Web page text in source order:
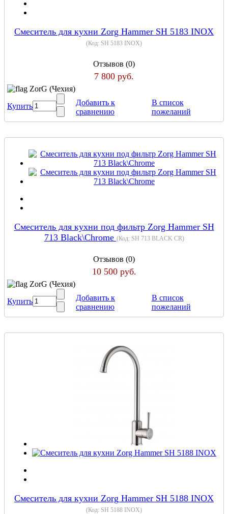
Cмеситель для кухни Zorg Hammer SH 5183 INOX
(Код: SH 5183 INOX)
Отзывов (0)
7 800 руб.
ZorG (Чехия)
Купить
Добавить к
сравнению
В список
пожеланий
Смеситель для кухни под фильтр Zorg Hammer SH
713 Black\Chrome (Код: SH 713 BLACK CR)
Отзывов (0)
10 500 руб.
ZorG (Чехия)
Купить
Добавить к
сравнению
В список
пожеланий
Cмеситель для кухни Zorg Hammer SH 5188 INOX
(Код: SH 5188 INOX)